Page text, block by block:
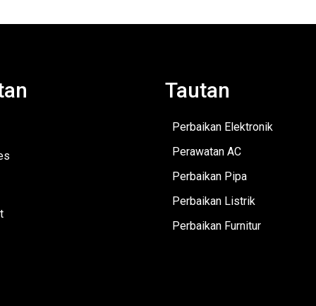
Tautan
Perbaikan Elektronik
Perawatan AC
Perbaikan Pipa
Perbaikan Listrik
Perbaikan Furnitur